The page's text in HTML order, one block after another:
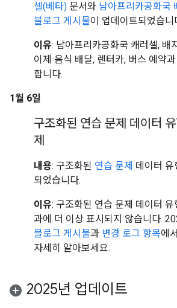
셀(베타) 문서와 남아프리카공화국
블로그 게시물이 업데이트되었습니
이유: 남아프리카공화국 캐러셀, 배
이제 음식 배달, 렌터카, 버스 예약
합니다.
1월 6일
구조화된 연습 문제 데이터
제
내용: 구조화된 연습 문제 데이터 유
되었습니다.
이유: 구조화된 연습 문제 데이터
과에 더 이상 표시되지 않습니다.
블로그 게시물과 변경 로그 항목에
자세히 알아보세요.
2025년 업데이트